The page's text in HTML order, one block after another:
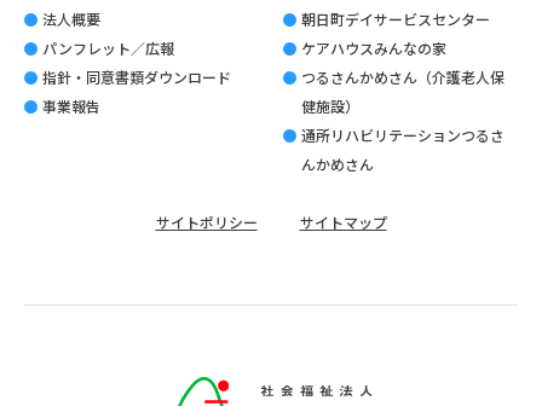
法人概要
パンフレット／広報
指針・同意書類ダウンロード
事業報告
朝日町デイサービスセンター
ケアハウスみんなの家
つるさんかめさん（介護老人保
健施設）
通所リハビリテーションつるさ
んかめさん
サイトポリシー サイトマップ